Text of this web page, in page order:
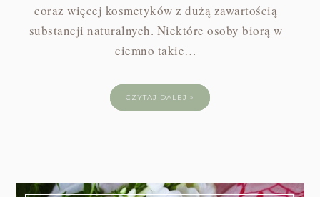
coraz więcej kosmetyków z dużą zawartością
substancji naturalnych. Niektóre osoby biorą w
ciemno takie…
CZYTAJ DALEJ »